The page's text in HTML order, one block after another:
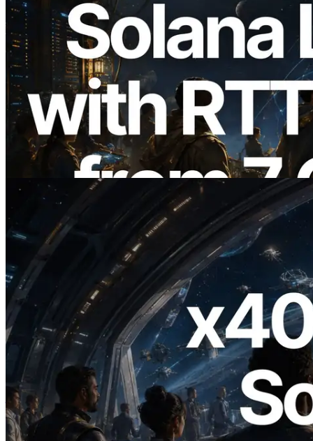
2026.08.05
ERPC 擴展 Solana Leader Slot API：新
增全球 7 個區域的 Ping 測量 —
Validators Information API 同步上線
2026.07.04
ERPC 發布支援 x402 支付的 Solana RPC
— AI Agent 按需為 API 付款的時代開啟
閱讀本文